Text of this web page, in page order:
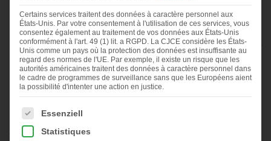
De l’herbe à portée de bec grâce à un poulailler mobile
dans le Morbihan
Vous êtes actuellement en tra…
Previous
Slide
First
slide
details.
Current
Slide
First
slide
details.
Current
Slide
First
slide
details.
Current
Slide
Le succès se planifie
Depuis 2002, des agriculteurs utilisent nos poulaillers mobiles, à
titre principal, à titre secondaire, comme activité
Certains services traitent des données à caractère personnel aux
États-Unis. Par votre consentement à l'utilisation de ces services, vous
consentez également au traitement de vos données aux États-Unis
conformément à l'art. 49 (1) lit. a RGPD. La CJCE considère les États-
Unis comme un pays où la protection des données est insuffisante au
regard des normes de l'UE. Par exemple, il existe un risque que les
autorités américaines traitent des données à caractère personnel dans
le cadre de programmes de surveillance sans que les Européens aient
la possibilité d'intenter une action en justice.
La liste suivante énumère les groupes de services pour
Essenziell
Statistiques